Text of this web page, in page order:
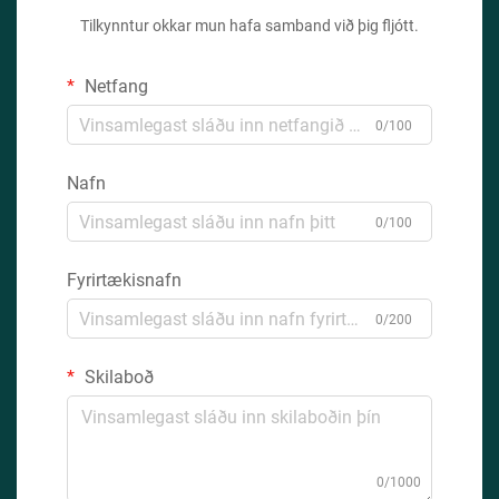
Tilkynntur okkar mun hafa samband við þig fljótt.
Netfang
0/100
Nafn
0/100
Fyrirtækisnafn
0/200
Skilaboð
0/1000